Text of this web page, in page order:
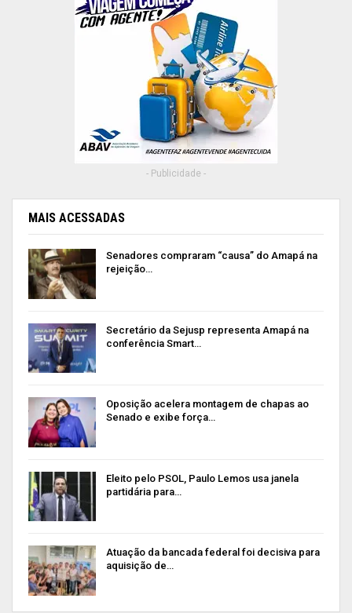
- Publicidade -
MAIS ACESSADAS
Senadores compraram “causa” do Amapá na
rejeição…
Secretário da Sejusp representa Amapá na
conferência Smart…
Oposição acelera montagem de chapas ao
Senado e exibe força…
Eleito pelo PSOL, Paulo Lemos usa janela
partidária para…
Atuação da bancada federal foi decisiva para
aquisição de…